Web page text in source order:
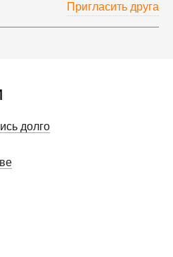
долго
Пригласить друга